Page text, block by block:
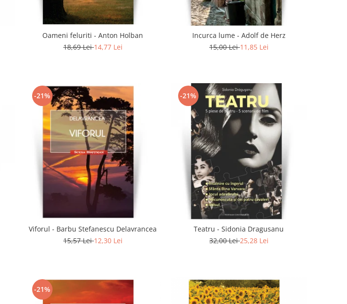
Oameni feluriti - Anton Holban
18,69 Lei14,77 Lei
Incurca lume - Adolf de Herz
15,00 Lei11,85 Lei
-21%
Viforul - Barbu Stefanescu Delavrancea
15,57 Lei12,30 Lei
-21%
Teatru - Sidonia Dragusanu
32,00 Lei25,28 Lei
-21%